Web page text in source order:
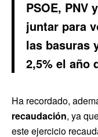
PSOE, PNV
juntar para
las basuras
2,5% el año
Ha recordado,
recaudación, ya
este ejercicio